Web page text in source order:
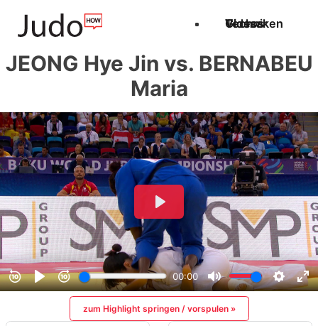
Techniken
Videos
Glossar
JEONG Hye Jin vs. BERNABEU
Maria
zum Highlight springen / vorspulen »